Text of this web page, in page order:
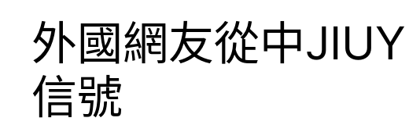
外國網友從中
信號